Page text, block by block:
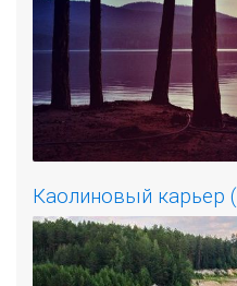
Каолиновый